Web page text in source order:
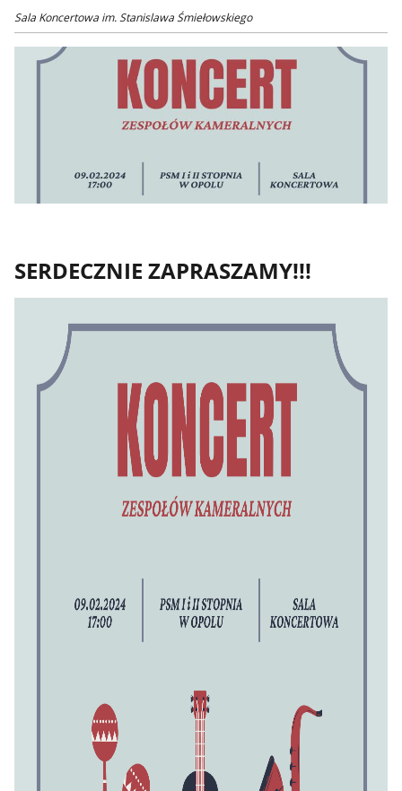
Sala Koncertowa im. Stanislawa Śmiełowskiego
SERDECZNIE ZAPRASZAMY!!!